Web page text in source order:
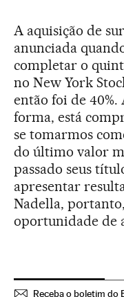
A aquisição de
anunciada
completar o
no New York
então foi de
forma, está
se tomarmos
do último valor
passado seus
apresentar
Nadella,
oportunidade de
Receba o boletim do